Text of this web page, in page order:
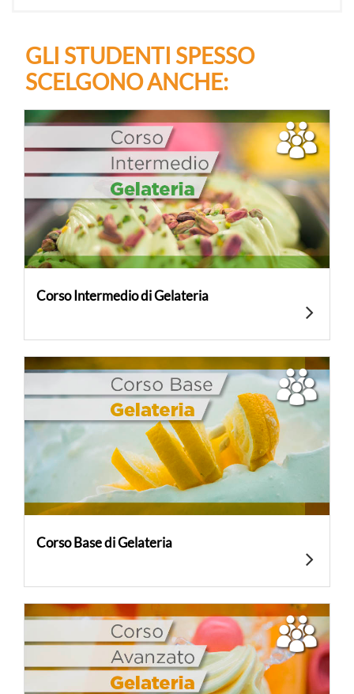
GLI STUDENTI SPESSO
SCELGONO ANCHE:
Corso Intermedio di Gelateria
Corso Base di Gelateria